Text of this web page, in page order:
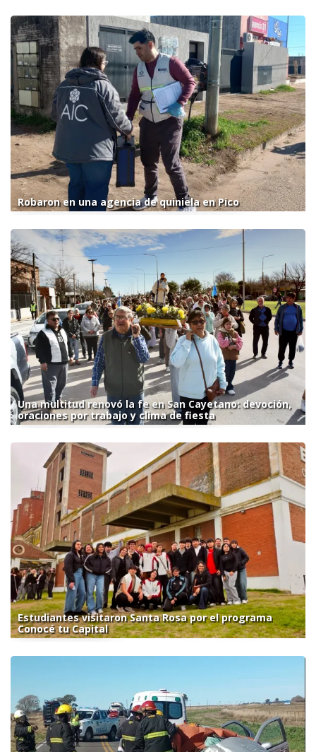
Robaron en una agencia de quiniela en Pico
Una multitud renovó la fe en San Cayetano: devoción,
oraciones por trabajo y clima de fiesta
Estudiantes visitaron Santa Rosa por el programa
Conocé tu Capital